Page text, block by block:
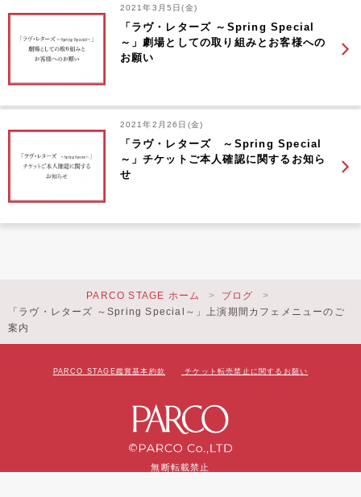
2021年3月5日(金)
「ラヴ・レターズ ～Spring Special
～」劇場としての取り組みとお客様への
お願い
2021年2月26日(金)
「ラヴ・レターズ ～Spring Special
～」チケットご本人確認に関するお知ら
せ
PARCO STAGE ホーム
ブログ
「ラヴ・レターズ ～Spring Special～」上演期間カフェメニューのご
案内
PARCO STAGE鑑賞基本約款 チケット転売禁止に関するお願い
無断転載禁止